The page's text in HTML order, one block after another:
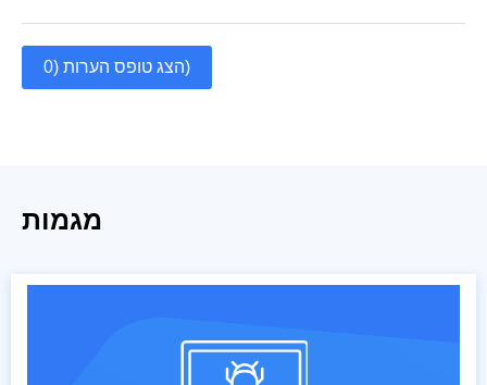
הצג טופס הערות (0)
מגמות